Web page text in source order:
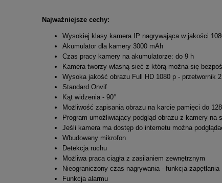
Najważniejsze cechy:
Wysokiej klasy kamera IP nagrywająca w jakości
Akumulator dla kamery 3000 mAh
Czas pracy kamery na akumulatorze: do 9 h
Kamera tworzy własną sieć z którą można się
Wysoka jakość obrazu Full HD 1080 p - przetwornik
Standard Onvif
Kąt widzenia - 90°
Możliwość zapisania obrazu na karcie pamięci do
Program umożliwiający podgląd obrazu z kamery na
Jeśli kamera ma dostęp do internetu można
Wbudowany mikrofon
Detekcja ruchu
Możliwa praca ciągła z zasilaniem zewnętrznym
Nieograniczony czas nagrywania - funkcja zapętlania
Funkcja alarmu